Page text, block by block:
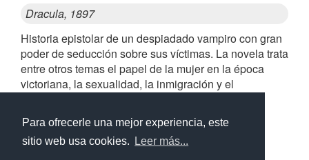
Para ofrecerle una mejor experiencia, este
sitio web usa cookies.
Leer más...
Dracula, 1897
Historia epistolar de un despiadado vampiro con gran
poder de seducción sobre sus víctimas. La novela trata
entre otros temas el papel de la mujer en la época
victoriana, la sexualidad, la inmigración y el
Similares a Drácula